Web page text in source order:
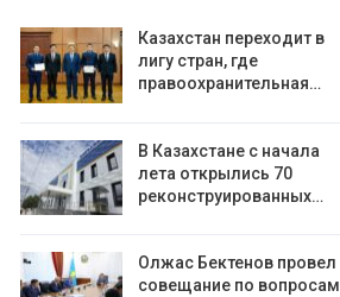
Казахстан переходит в
лигу стран, где
правоохранительная…
В Казахстане с начала
лета открылись 70
реконструированных…
Олжас Бектенов провел
совещание по вопросам